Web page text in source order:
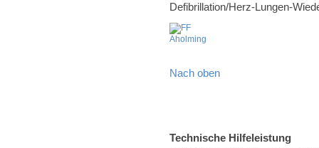
Defibrillation/Herz-Lungen-
Nach oben
Technische Hilfeleistung